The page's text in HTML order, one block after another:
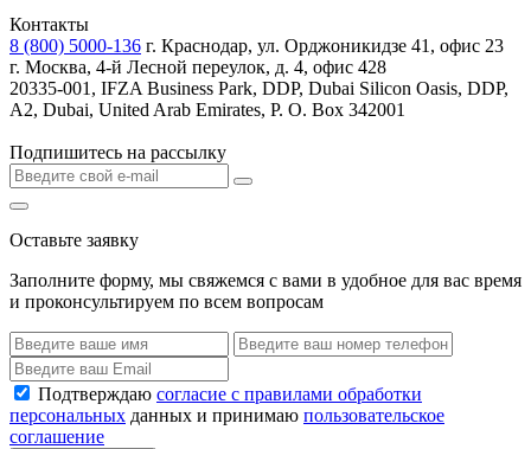
Контакты
8 (800) 5000-136 г. Краснодар, ул. Орджоникидзе 41, офис 23
г. Москва, 4-й Лесной переулок, д. 4, офис 428
20335-001, IFZA Business Park, DDP, Dubai Silicon Oasis, DDP,
A2, Dubai, United Arab Emirates, P. O. Box 342001
Подпишитесь на рассылку
Оставьте заявку
Заполните форму, мы свяжемся с вами в удобное для вас время
и проконсультируем по всем вопросам
Подтверждаю согласие с правилами обработки
персональных данных и принимаю пользовательское
соглашение